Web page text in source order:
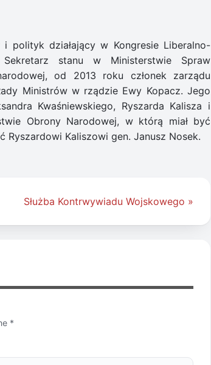
polityk działający w Kongresie Liberalno-
stanu w Ministerstwie Spraw
od 2013 roku członek zarządu
Ministrów w rządzie Ewy Kopacz. Jego
Kwaśniewskiego, Ryszarda Kalisza i
Obrony Narodowej, w którą miał być
Ryszardowi Kaliszowi gen. Janusz Nosek.
Służba Kontrwywiadu Wojskowego »
*